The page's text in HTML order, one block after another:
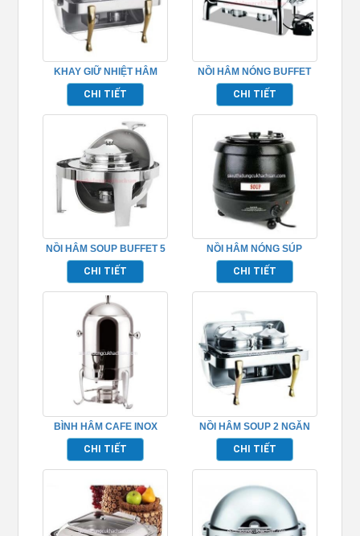
KHAY GIỮ NHIỆT HÂM
NÓNG THỨC ĂN BUFFET –
TP697031
CHI TIẾT
NỒI HÂM NÓNG BUFFET
ĐIỆN – TP697016
CHI TIẾT
NỒI HÂM SOUP BUFFET 5
LÍT TP697004
CHI TIẾT
NỒI HÂM NÓNG SÚP
PHỤC VỤ TIỆC BUFFET –
TP697020
CHI TIẾT
BÌNH HÂM CAFE INOX
TP697059
CHI TIẾT
NỒI HÂM SOUP 2 NGĂN
HÌNH CHỮ NHẬT –
TP697032
CHI TIẾT